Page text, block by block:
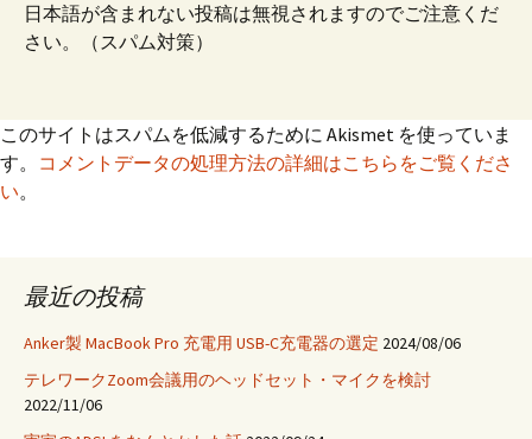
日本語が含まれない投稿は無視されますのでご注意くだ
さい。（スパム対策）
このサイトはスパムを低減するために Akismet を使っていま
す。 コメントデータの処理方法の詳細はこちらをご覧くださ
い。
最近の投稿
Anker製 MacBook Pro 充電用 USB-C充電器の選定 2024/08/06
テレワークZoom会議用のヘッドセット・マイクを検討
2022/11/06